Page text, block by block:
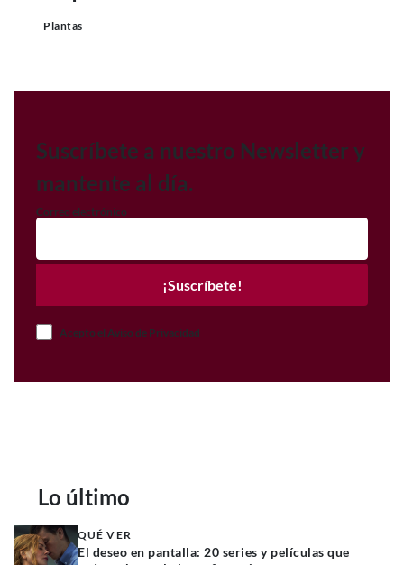
Plantas
Suscríbete a nuestro Newsletter y
mantente al día.
Correo electrónico
¡Suscríbete!
Acepto el Aviso de Privacidad
Lo último
QUÉ VER
El deseo en pantalla: 20 series y películas que